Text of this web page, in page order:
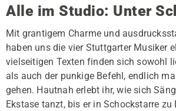
Alle im Studio: Unter
Mit grantigem Charme und
haben uns die vier Stuttgarter Musiker
vielseitigen Texten finden sich sowohl
als auch der punkige Befehl, endlich
gehen. Hautnah erlebt ihr, wie sich
Ekstase tanzt, bis er in Schockstarre zu